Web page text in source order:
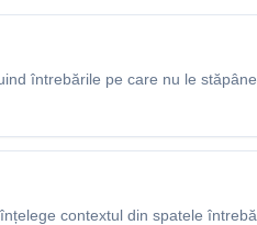
întrebările pe care nu le
contextul din spatele